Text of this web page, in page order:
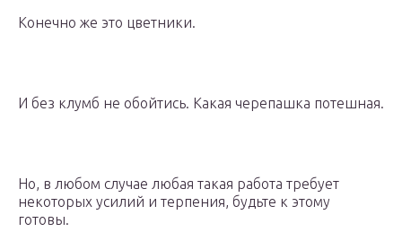
Конечно же это цветники.
И без клумб не обойтись. Какая черепашка потешная.
Но, в любом случае любая такая работа требует
некоторых усилий и терпения, будьте к этому
готовы.